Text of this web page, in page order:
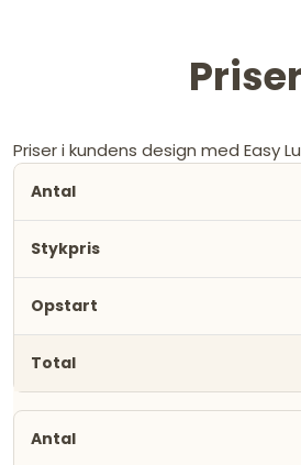
Priser
Priser i kundens design med Easy